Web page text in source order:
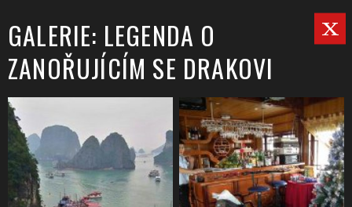
GALERIE: LEGENDA O
ZANOŘUJÍCÍM SE DRAKOVI